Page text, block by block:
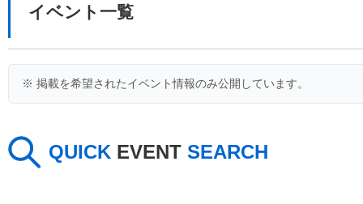
イベント一覧
※ 掲載を希望されたイベント情報のみ公開しています。
QUICK EVENT SEARCH